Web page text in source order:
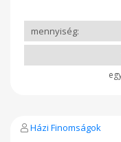
Házi Finomságok